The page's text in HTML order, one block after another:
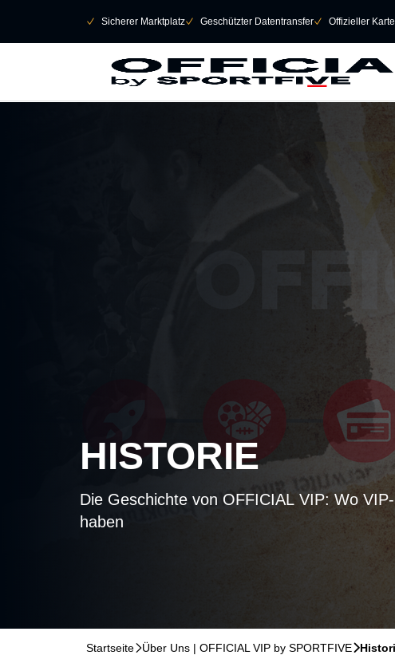
􀆅 Sicherer Marktplatz􀆅 Geschützter Datentransfer􀆅 Offizieller
HISTORIE
Die Geschichte von OFFICIAL VIP: Wo
haben
Startseite􀆊Über Uns | OFFICIAL VIP by SPORTFIVE􀆊